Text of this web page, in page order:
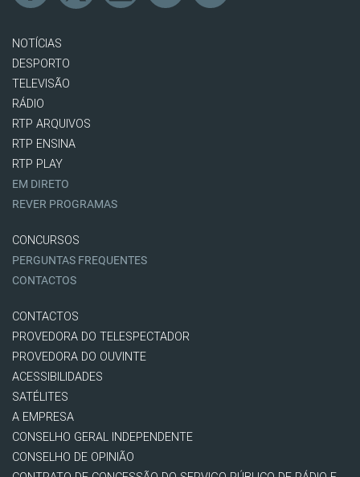
NOTÍCIAS
DESPORTO
TELEVISÃO
RÁDIO
RTP ARQUIVOS
RTP ENSINA
RTP PLAY
EM DIRETO
REVER PROGRAMAS
CONCURSOS
PERGUNTAS FREQUENTES
CONTACTOS
CONTACTOS
PROVEDORA DO TELESPECTADOR
PROVEDORA DO OUVINTE
ACESSIBILIDADES
SATÉLITES
A EMPRESA
CONSELHO GERAL INDEPENDENTE
CONSELHO DE OPINIÃO